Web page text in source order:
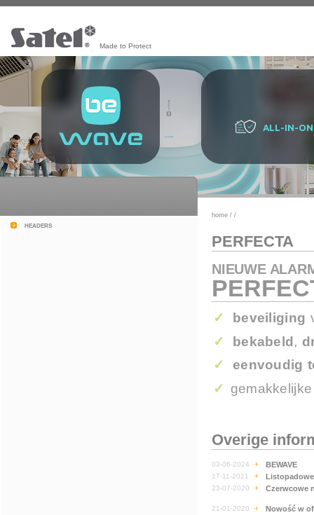
Made to Protect
ALL-IN-
headers
home / /
PERFECTA
NIEUWE
✓ beveiliging
✓
bekabeld,
✓
eenvoudig
✓
Overige
03-06-2024 BEWAVE
17-11-2021
23-07-2020 Czerwcowe
21-01-2020 Nowość w